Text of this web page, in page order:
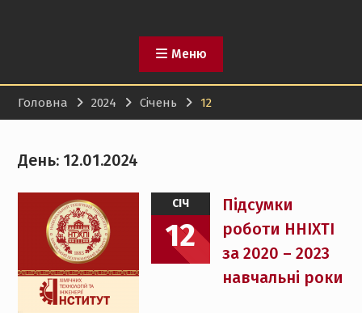
Меню
Головна 2024 Січень 12
День: 12.01.2024
СІЧ
12
Підсумки
роботи ННІХТІ
за 2020 – 2023
навчальні роки